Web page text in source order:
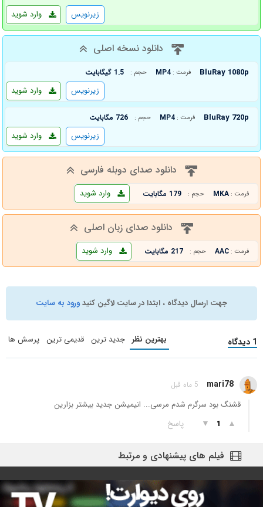
وارد شوید زیرنویس
دانلود نسخه اصلی
BluRay 1080p فرمت : MP4 حجم : 1.5 گیگابایت
وارد شوید زیرنویس
BluRay 720p فرمت : MP4 حجم : 726 مگابایت
وارد شوید زیرنویس
دانلود صدای دوبله فارسی
فرمت : MKA حجم : 179 مگابایت وارد شوید
دانلود صدای زبان اصلی
فرمت : AAC حجم : 217 مگابایت وارد شوید
جهت ارسال دیدگاه ، ابتدا در سایت لاگین کنیدورود به سایت
1 دیدگاه بهترین نظر جدید ترین قدیمی ترین پرسش ها
mari78 5 ماه قبل
قشنگ بود سرگرم شدم مرسی... انیمیشن جدید بیشتر بزارین
▲
1
▼ پاسخ
فیلم های پیشنهادی و مرتبط